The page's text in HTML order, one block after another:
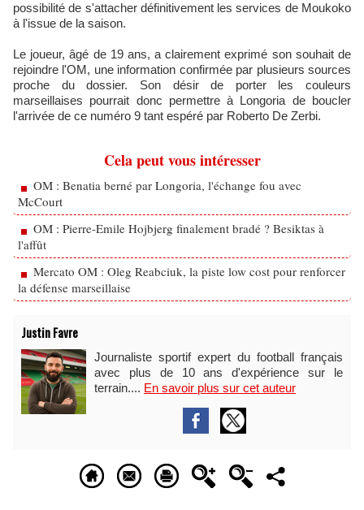
possibilité de s'attacher définitivement les services de Moukoko
à l'issue de la saison.
Le joueur, âgé de 19 ans, a clairement exprimé son souhait de
rejoindre l'OM, une information confirmée par plusieurs sources
proche du dossier. Son désir de porter les couleurs
marseillaises pourrait donc permettre à Longoria de boucler
l'arrivée de ce numéro 9 tant espéré par Roberto De Zerbi.
Cela peut vous intéresser
OM : Benatia berné par Longoria, l'échange fou avec
McCourt
OM : Pierre-Emile Hojbjerg finalement bradé ? Besiktas à
l'affût
Mercato OM : Oleg Reabciuk, la piste low cost pour renforcer
la défense marseillaise
Justin Favre
Journaliste sportif expert du football français
avec plus de 10 ans d'expérience sur le
terrain.... En savoir plus sur cet auteur